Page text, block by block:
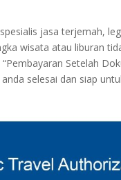
jasa terjemah,
wisata atau liburan
Setelah
selesai dan siap